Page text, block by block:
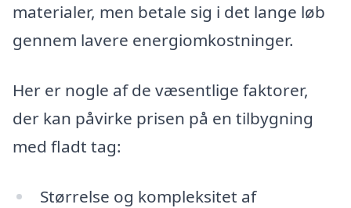
materialer, men betale sig i det lange løb
gennem lavere energiomkostninger.
Her er nogle af de væsentlige faktorer,
der kan påvirke prisen på en tilbygning
med fladt tag:
Størrelse og kompleksitet af